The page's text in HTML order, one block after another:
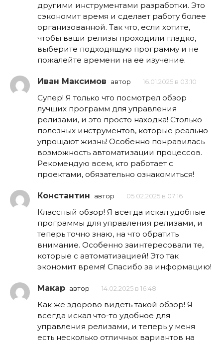
другими инструментами разработки. Это
сэкономит время и сделает работу более
организованной. Так что, если хотите,
чтобы ваши релизы проходили гладко,
выберите подходящую программу и не
пожалейте времени на ее изучение.
Иван Максимов автор 16.01.2025 в 03:10
Супер! Я только что посмотрел обзор
лучших программ для управления
релизами, и это просто находка! Столько
полезных инструментов, которые реально
упрощают жизнь! Особенно понравилась
возможность автоматизации процессов.
Рекомендую всем, кто работает с
проектами, обязательно ознакомиться!
Константин автор 05.02.2025 в 07:16
Классный обзор! Я всегда искал удобные
программы для управления релизами, и
теперь точно знаю, на что обратить
внимание. Особенно заинтересовали те,
которые с автоматизацией! Это так
экономит время! Спасибо за информацию!
Макар автор 14.02.2025 в 16:48
Как же здорово видеть такой обзор! Я
всегда искал что-то удобное для
управления релизами, и теперь у меня
есть несколько отличных вариантов на